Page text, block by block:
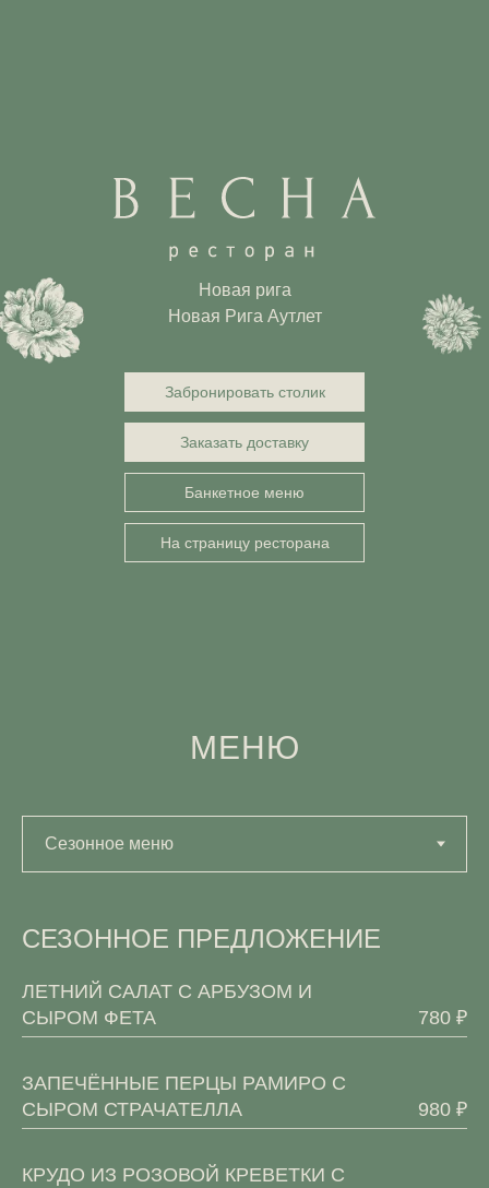
МЕНЮ
Новая рига
Новая Рига Аутлет
Забронировать столик
Заказать доставку
На страницу ресторана
Банкетное меню
СЕЗОННОЕ ПРЕДЛОЖЕНИЕ
ЛЕТНИЙ САЛАТ С АРБУЗОМ И
СЫРОМ ФЕТА
780 ₽
ЗАПЕЧЁННЫЕ ПЕРЦЫ РАМИРО С
СЫРОМ СТРАЧАТЕЛЛА
980 ₽
КРУДО ИЗ РОЗОВОЙ КРЕВЕТКИ С